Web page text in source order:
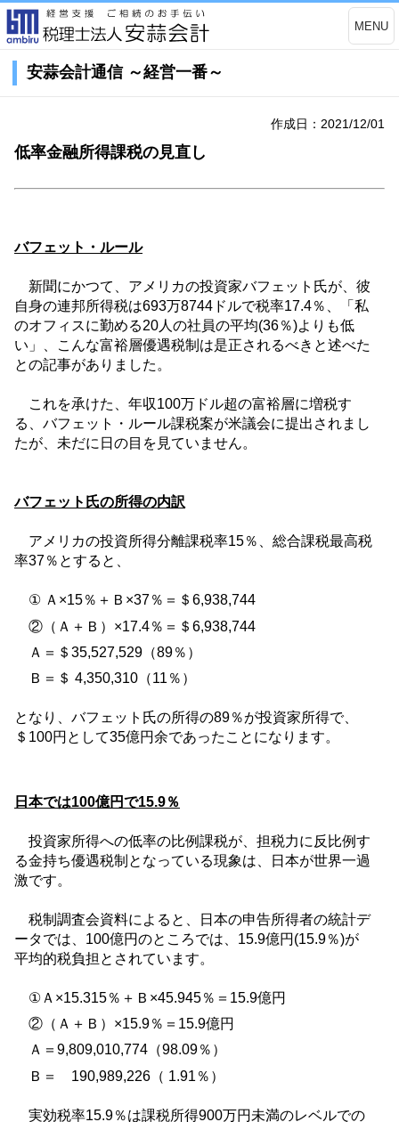
MENU
安蒜会計通信 ～経営一番～
作成日：2021/12/01
低率金融所得課税の見直し
バフェット・ルール
新聞にかつて、アメリカの投資家バフェット氏が、彼
自身の連邦所得税は693万8744 ドルで税率17.4％、「私
のオフィスに勤める20人の社員の平均(36％)よりも低
い」、こんな富裕層優遇税制は是正されるべきと述べた
との記事がありました。
これを承けた、年収100万ドル超の富裕層に増税す
る、バフェット・ルール課税案が米議会に提出されまし
たが、未だに日の目を見ていません。
バフェット氏の所得の内訳
アメリカの投資所得分離課税率15％、総合課税最高税
率37％とすると、
① Ａ×15％＋Ｂ ×37％＝＄ 6,938,744
②（Ａ＋Ｂ）×17.4％＝＄ 6,938,744
Ａ＝＄ 35,527,529 （89％）
Ｂ＝＄ 4,350,310 （11 ％）
となり、バフェット氏の所得の89％が投資家所得で、
＄ 100円として35億円余であったことになります。
日本では100億円で15.9％
投資家所得への低率の比例課税が、担税力に反比例す
る金持ち優遇税制となっている現象は、日本が世界一過
激です。
税制調査会資料によると、日本の申告所得者の統計デ
ータでは、 100億円のところでは、 15.9億円 (15.9％)が
平均的税負担とされています。
①Ａ×15.315％＋Ｂ ×45.945％＝ 15.9億円
②（Ａ＋Ｂ）×15.9％＝ 15.9億円
Ａ＝ 9,809,010,774 （98.09％）
Ｂ＝ 190,989,226 （ 1.91 ％）
実効税率15.9％は課税所得900万円未満のレベルでの